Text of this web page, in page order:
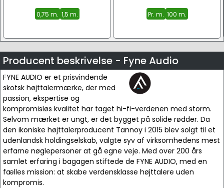
0,75 m. 1,5 m. Pr. m. 100 m.
Producent beskrivelse - Fyne Audio
FYNE AUDIO er et prisvindende
skotsk højttalermærke, der med
passion, ekspertise og
kompromisløs kvalitet har taget hi-fi-verdenen med storm.
Selvom mærket er ungt, er det bygget på solide rødder. Da
den ikoniske højttalerproducent Tannoy i 2015 blev solgt til et
udenlandsk holdingselskab, valgte syv af virksomhedens mest
erfarne nøglepersoner at gå egne veje. Med over 200 års
samlet erfaring i bagagen stiftede de FYNE AUDIO, med en
fælles mission: at skabe verdensklasse højttalere uden
kompromis.